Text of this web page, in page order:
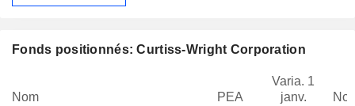
Fonds positionnés: Curtiss-Wright Corporation
Nom PEA
Varia. 1
janv.